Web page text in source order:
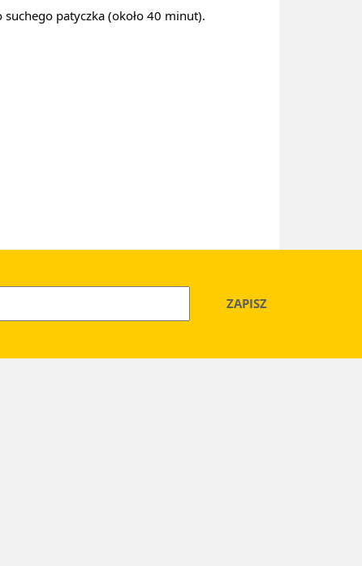
patyczka (około 40 minut).